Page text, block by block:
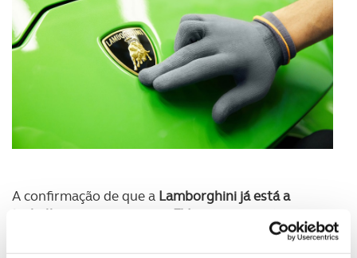
A confirmação de que a Lamborghini já está a
trabalhar no seu primeiro EVchegou no início da
primavera de 2021 pela voz do próprio CEO da
marca, Stephan Winkelmann. E mais não adiantou